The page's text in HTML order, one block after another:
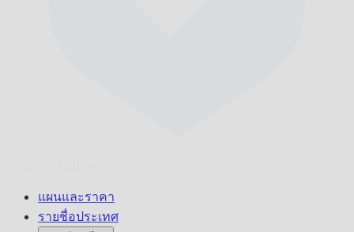
แผนและราคา
รายชื่อประเทศ